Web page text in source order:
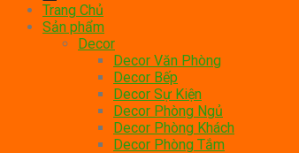
Trang Chủ
Sản phẩm
Decor
Decor Văn Phòng
Decor Bếp
Decor Sự Kiện
Decor Phòng Ngủ
Decor Phòng Khách
Decor Phòng Tắm